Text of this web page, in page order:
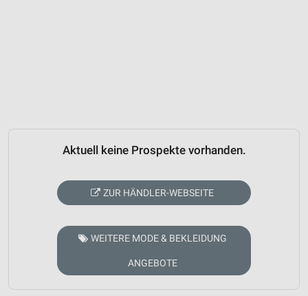
Aktuell keine Prospekte vorhanden.
ZUR HÄNDLER-WEBSEITE
WEITERE MODE & BEKLEIDUNG
ANGEBOTE